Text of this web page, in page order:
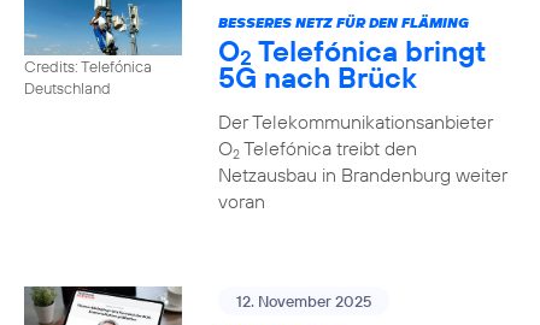
Credits: Telefónica
Deutschland
BESSERES NETZ FÜR DEN FLÄMING
O2 Telefónica bringt
5G nach Brück
Der Telekommunikationsanbieter
O2Telefónica treibt den
Netzausbau in Brandenburg weiter
voran
12. November 2025